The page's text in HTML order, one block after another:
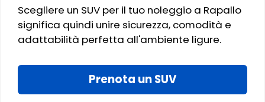
Scegliere un SUV per il tuo noleggio a Rapallo
significa quindi unire sicurezza, comodità e
adattabilità perfetta all'ambiente ligure.
Prenota un SUV